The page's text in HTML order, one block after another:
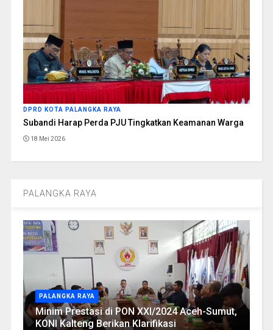
DPRD KOTA PALANGKA RAYA
Subandi Harap Perda PJU Tingkatkan Keamanan Warga
18 Mei 2026
PALANGKA RAYA
PALANGKA RAYA
Minim Prestasi di PON XXI/2024 Aceh-Sumut,
KONI Kalteng Berikan Klarifikasi